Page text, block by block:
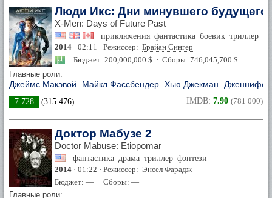
Люди Икс: Дни минувшего будущего
X-Men: Days of Future Past
приключения фантастика боевик триллер
2014 · 02:11 · Режиссер: Брайан Сингер
Бюджет: 200,000,000 $ · Сборы: 746,045,700 $
Главные роли:
Джеймс Макэвой Майкл Фассбендер Хью Джекман Дженнифер
7.728 (315 476) IMDB: 7.90 (781 000)
Доктор Мабузе 2
Doctor Mabuse: Etiopomar
фантастика драма триллер фэнтези
2014 · 01:22 · Режиссер: Энсел Фарадж
Бюджет: — · Сборы: —
Главные роли: